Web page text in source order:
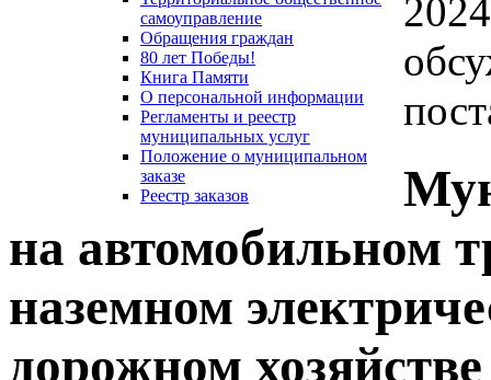
самоуправление
Обращения граждан
80 лет Победы!
Книга Памяти
О персональной информации
Регламенты и реестр
муниципальных услуг
Положение о муниципальном
заказе
Реестр заказов
на автомобильном
наземном
дорожном хозяйстве